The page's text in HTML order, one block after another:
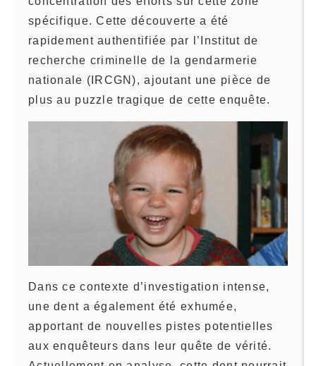
spécifique. Cette découverte a été
rapidement authentifiée par l’Institut de
recherche criminelle de la gendarmerie
nationale (IRCGN), ajoutant une pièce de
plus au puzzle tragique de cette enquête.
Dans ce contexte d’investigation intense,
une dent a également été exhumée,
apportant de nouvelles pistes potentielles
aux enquêteurs dans leur quête de vérité.